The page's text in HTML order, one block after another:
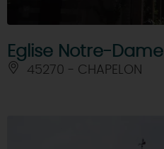
Eglise Notre-Dame
45270 - CHAPELON